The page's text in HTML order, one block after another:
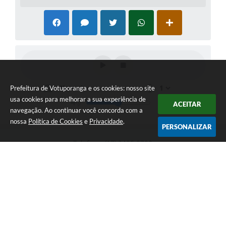
Prefeitura de Votuporanga e os cookies: nosso site
usa cookies para melhorar a sua experiência de
navegação. Ao continuar você concorda com a
nossa Política de Cookies e Privacidade.
ACEITAR
PERSONALIZAR
Telefone: (17) 3405-9700